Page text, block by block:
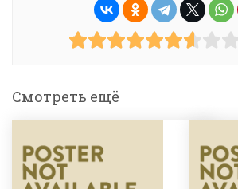
Смотреть ещё